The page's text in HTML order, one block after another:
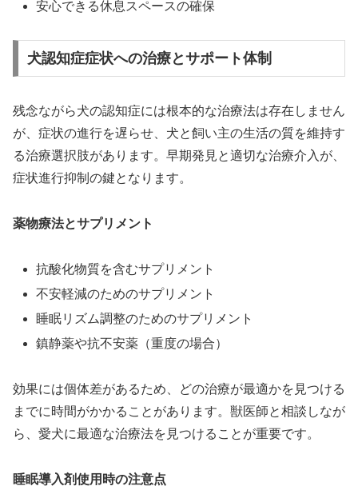
安心できる休息スペースの確保
犬認知症症状への治療とサポート体制
残念ながら犬の認知症には根本的な治療法は存在しません
が、症状の進行を遅らせ、犬と飼い主の生活の質を維持す
る治療選択肢があります。早期発見と適切な治療介入が、
症状進行抑制の鍵となります。
薬物療法とサプリメント
抗酸化物質を含むサプリメント
不安軽減のためのサプリメント
睡眠リズム調整のためのサプリメント
鎮静薬や抗不安薬（重度の場合）
効果には個体差があるため、どの治療が最適かを見つける
までに時間がかかることがあります。獣医師と相談しなが
ら、愛犬に最適な治療法を見つけることが重要です。
睡眠導入剤使用時の注意点